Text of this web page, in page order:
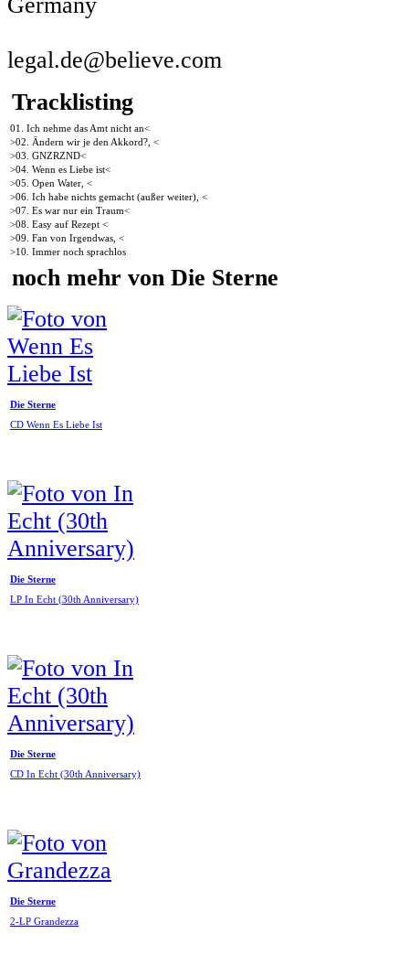
legal.de@believe.com
Tracklisting
01. Ich nehme das Amt nicht an<
>02. Ändern wir je den Akkord?, <
>03. GNZRZND<
>04. Wenn es Liebe ist<
>05. Open Water, <
>06. Ich habe nichts gemacht (außer weiter), <
>07. Es war nur ein Traum<
>08. Easy auf Rezept <
>09. Fan von Irgendwas, <
>10. Immer noch sprachlos
noch mehr von Die Sterne
Die Sterne
CD Wenn Es Liebe Ist
Die Sterne
LP In Echt (30th Anniversary)
Die Sterne
CD In Echt (30th Anniversary)
Die Sterne
2-LP Grandezza